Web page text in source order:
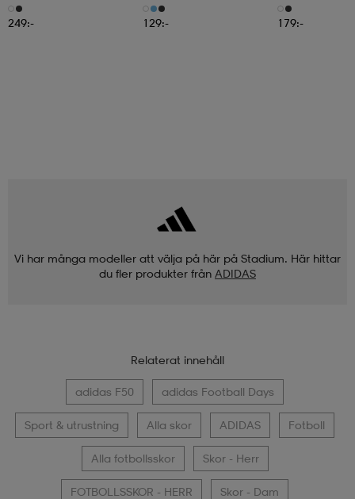
249:- 129:- 179:-
Vi har många modeller att välja på här på Stadium. Här hittar
du fler produkter från ADIDAS
Relaterat innehåll
adidas F50 adidas Football Days
Sport & utrustning Alla skor ADIDAS Fotboll
Alla fotbollsskor Skor - Herr
FOTBOLLSSKOR - HERR Skor - Dam